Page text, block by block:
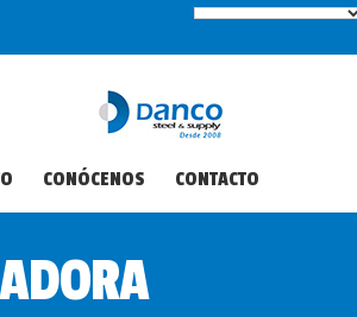
CONÓCENOS CONTACTO